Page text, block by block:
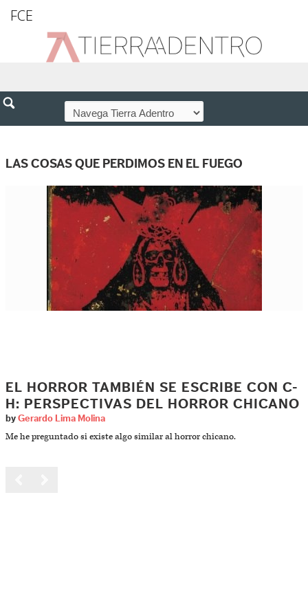
FCE
LAS COSAS QUE PERDIMOS EN EL FUEGO
EL HORROR TAMBIÉN SE ESCRIBE CON C-
H: PERSPECTIVAS DEL HORROR CHICANO
by Gerardo Lima Molina
Me he preguntado si existe algo similar al horror chicano.